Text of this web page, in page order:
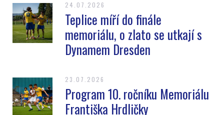
24.07.2026
Teplice míří do finále
memoriálu, o zlato se utkají s
Dynamem Dresden
23.07.2026
Program 10. ročníku Memoriálu
Františka Hrdličky